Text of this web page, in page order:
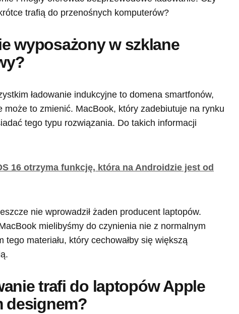
trafią do przenośnych komputerów?
wyposażony w szklane
ładowanie indukcyjne to domena smartfonów,
może to zmienić. MacBook, który zadebiutuje na rynku
tego typu rozwiązania. Do takich informacji
16 otrzyma funkcję, która na Androidzie jest od
nie wprowadził żaden producent laptopów.
mielibyśmy do czynienia nie z normalnym
tego materiału, który cechowałby się większą
trafi do laptopów Apple
designem?